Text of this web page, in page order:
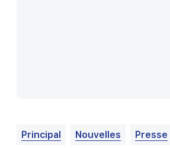
Principal Nouvelles Presse